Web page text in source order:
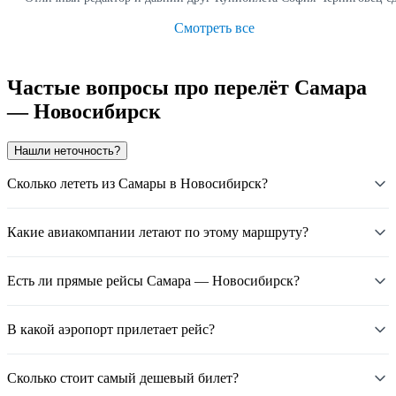
Смотреть все
Частые вопросы про перелёт Самара
— Новосибирск
Нашли неточность?
Сколько лететь из Самары в Новосибирск?
Какие авиакомпании летают по этому маршруту?
Есть ли прямые рейсы Самара — Новосибирск?
В какой аэропорт прилетает рейс?
Сколько стоит самый дешевый билет?